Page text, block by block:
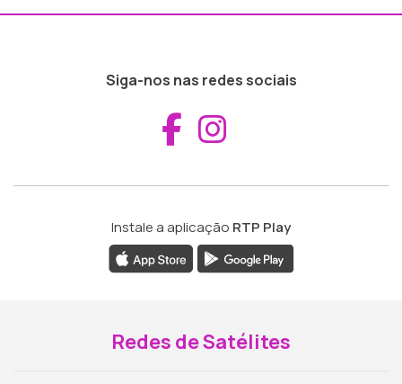
Siga-nos nas redes sociais
Aceder ao
Instale a aplicação RTP Play
Redes de Satélites